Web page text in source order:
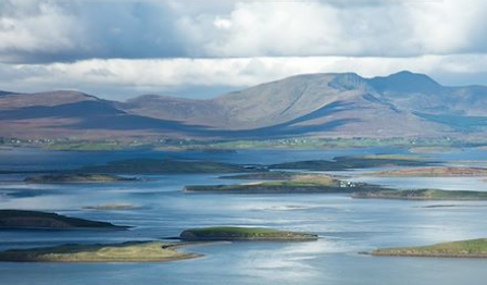
passant par la Chaussée des Géants, est une invitation à
découvrir l'âme véritable de l'île émeraude, en famille ou
entre amis.
Budget
De 2 000 à 3 000 $CAD
Plus de 3 000 $CAD
Âge des enfants
Les 10/13 ans Les 14/16 ans